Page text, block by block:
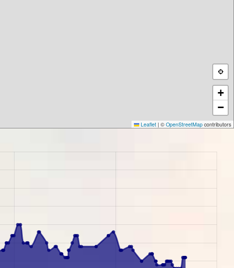
+
−
Leaflet | © OpenStreetMap contributors